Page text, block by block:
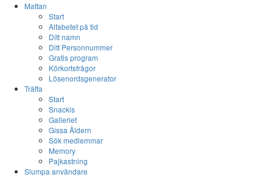
Mattan
Start
Alfabetet på tid
Ditt namn
Ditt Personnummer
Gratis program
Körkortsfrågor
Lösenordsgenerator
Träffa
Start
Snackis
Galleriet
Gissa Åldern
Sök medlemmar
Memory
Pajkastning
Slumpa användare